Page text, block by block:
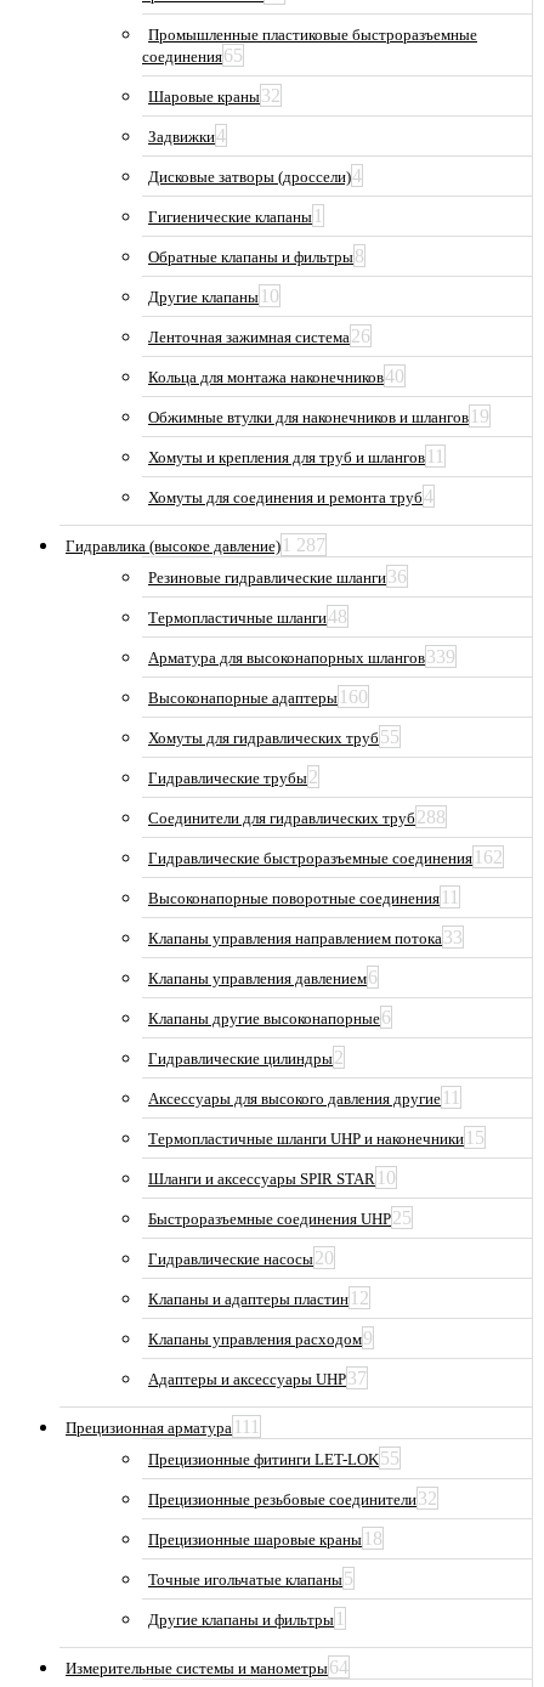
Промышленные пластиковые быстроразъемные
соединения65
Шаровые краны32
Задвижки4
Дисковые затворы (дроссели)4
Гигиенические клапаны 1
Обратные клапаны и фильтры8
Другие клапаны 10
Ленточная зажимная система26
Кольца для монтажа наконечников40
Обжимные втулки для наконечников и шлангов 19
Хомуты и крепления для труб и шлангов 11
Хомуты для соединения и ремонта труб4
Гидравлика (высокое давление) 1 287
Резиновые гидравлические шланги36
Термопластичные шланги48
Арматура для высоконапорных шлангов339
Высоконапорные адаптеры 160
Хомуты для гидравлических труб 55
Гидравлические трубы2
Соединители для гидравлических труб 288
Гидравлические быстроразъемные соединения 162
Высоконапорные поворотные соединения 11
Клапаны управления направлением потока33
Клапаны управления давлением6
Клапаны другие высоконапорные6
Гидравлические цилиндры2
Аксессуары для высокого давления другие 11
Термопластичные шланги UHP и наконечники 15
Шланги и аксессуары SPIR STAR 10
Быстроразъемные соединения UHP25
Гидравлические насосы20
Клапаны и адаптеры пластин 12
Клапаны управления расходом9
Адаптеры и аксессуары UHP37
Прецизионная арматура 111
Прецизионные фитинги LET-LOK55
Прецизионные резьбовые соединители32
Прецизионные шаровые краны 18
Точные игольчатые клапаны5
Другие клапаны и фильтры 1
Измерительные системы и манометры64